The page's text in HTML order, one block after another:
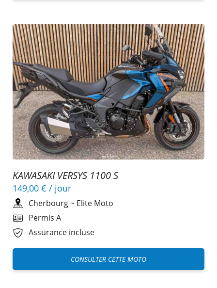
KAWASAKI VERSYS 1100 S
149,00 € / jour
Cherbourg~ Elite Moto
Permis A
Assurance incluse
CONSULTER CETTE MOTO